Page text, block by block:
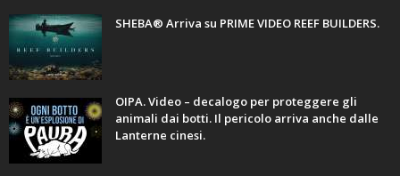
SHEBA® Arriva su PRIME VIDEO REEF BUILDERS.
OIPA. Video – decalogo per proteggere gli
animali dai botti. Il pericolo arriva anche dalle
Lanterne cinesi.